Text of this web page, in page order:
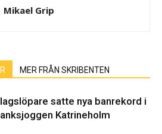
Mikael Grip
MER FRÅN SKRIBENTEN
satte nya banrekord i
Katrineholm